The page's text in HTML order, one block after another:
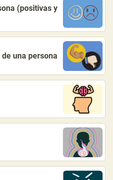
(positivas y
una persona